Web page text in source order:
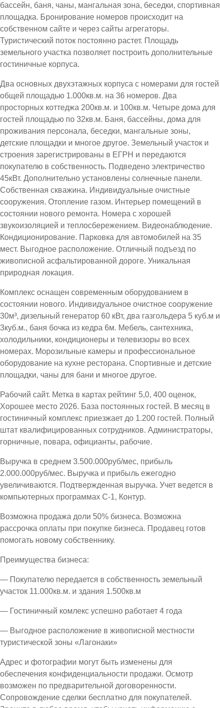
бассейн, баня, чаны, мангальная зона, беседки, спортивная
площадка. Бронирование номеров происходит на
собственном сайте и через сайты агрегаторы.
Туристический поток постоянно растет. Площадь
земельного участка позволяет построить дополнительные
гостиничные корпуса.
Два основных двухэтажных корпуса с номерами для гостей
общей площадью 1.000кв.м. на 36 номеров. Два
просторных коттеджа 200кв.м. и 100кв.м. Четыре дома для
гостей площадью по 32кв.м. Баня, бассейны, дома для
проживания персонала, беседки, мангальные зоны,
детские площадки и многое другое. Земельный участок и
строения зарегистрированы в ЕГРН и передаются
покупателю в собственность. Подведено электричество
45кВт. Дополнительно установлены солнечные панели.
Собственная скважина. Индивидуальные очистные
сооружения. Отопление газом. Интерьер помещений в
состоянии нового ремонта. Номера с хорошей
звукоизоляцией и теплосбережением. Видеонаблюдение.
Кондиционирование. Парковка для автомобилей на 35
мест. Выгодное расположение. Отличный подъезд по
живописной асфальтированной дороге. Уникальная
природная локация.
Комплекс оснащен современным оборудованием в
состоянии нового. Индивидуальное очистное сооружение
30м³, дизельный генератор 60 кВт, два газгольдера 5 куб.м и
3куб.м., баня бочка из кедра 6м. Мебель, сантехника,
холодильники, кондиционеры и телевизоры во всех
номерах. Морозильные камеры и профессиональное
оборудование на кухне ресторана. Спортивные и детские
площадки, чаны для бани и многое другое.
Рабочий сайт. Метка в картах рейтинг 5,0, 400 оценок,
Хорошее место 2026. База постоянных гостей. В месяц в
гостиничный комплекс приезжает до 1.200 гостей. Полный
штат квалифицированных сотрудников. Администраторы,
горничные, повара, официанты, рабочие.
Выручка в среднем 3.500.000руб/мес, прибыль
2.000.000руб/мес. Выручка и прибыль ежегодно
увеличиваются. Подтвержденная выручка. Учет ведется в
компьютерных программах С-1, Контур.
Возможна продажа доли 50% бизнеса. Возможна
рассрочка оплаты при покупке бизнеса. Продавец готов
помогать новому собственнику.
Преимущества бизнеса:
— Покупателю передается в собственность земельный
участок 11.000кв.м. и здания 1.500кв.м
— Гостиничный комлекс успешно работает 4 года
— Выгодное расположение в живописной местности
туристической зоны «Лагонаки»
Адрес и фотографии могут быть изменены для
обеспечения конфиденциальности продажи. Осмотр
возможен по предварительной договоренности.
Сопровождение сделки бесплатно для покупателей.